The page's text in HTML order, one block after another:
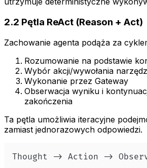
2.2 Pętla ReAct (Reason + Act)
Zachowanie agenta podąża za
Rozumowanie na podstawie
Wybór akcji/wywołania
Wykonanie przez Gateway
Obserwacja wyniku i
zakończenia
Ta pętla umożliwia iteracyjne
zamiast jednorazowych odpowiedzi.
Thought -> Action ->